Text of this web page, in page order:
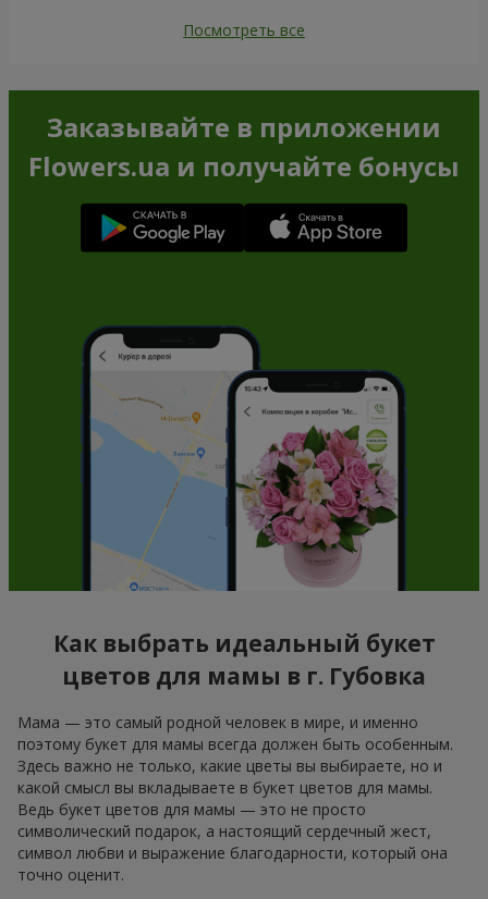
Посмотреть все
Заказывайте в приложении
Flowers.ua и получайте бонусы
Как выбрать идеальный букет
цветов для мамы в г. Губовка
Мама — это самый родной человек в мире, и именно
поэтому букет для мамы всегда должен быть особенным.
Здесь важно не только, какие цветы вы выбираете, но и
какой смысл вы вкладываете в букет цветов для мамы.
Ведь букет цветов для мамы — это не просто
символический подарок, а настоящий сердечный жест,
символ любви и выражение благодарности, который она
точно оценит.